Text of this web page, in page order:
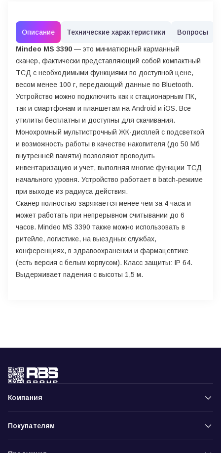
Описание Технические характеристики Вопросы
Mindeo MS 3390 — это миниатюрный карманный
сканер, фактически представляющий собой компактный
ТСД с необходимыми функциями по доступной цене,
весом менее 100 г, передающий данные по Bluetooth.
Устройство можно подключить как к стационарным ПК,
так и смартфонам и планшетам на Android и iOS. Все
утилиты бесплатны и доступны для скачивания.
Монохромный мультистрочный ЖК-дисплей с подсветкой
и возможность работы в качестве накопителя (до 50 Мб
внутренней памяти) позволяют проводить
инвентаризацию и учет, выполняя многие функции ТСД
начального уровня. Устройство работает в batch-режиме
при выходе из радиуса действия.
Сканер полностью заряжается менее чем за 4 часа и
может работать при непрерывном считывании до 6
часов. Mindeo MS 3390 также можно использовать в
ритейле, логистике, на выездных службах,
конференциях, в здравоохранении и фармацевтике
(есть версия с белым корпусом). Класс защиты: IP 64.
Выдерживает падения с высоты 1,5 м.
Компания
Покупателям